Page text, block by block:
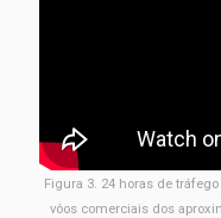
Figura 3. 24 horas de
vôos comerciais dos